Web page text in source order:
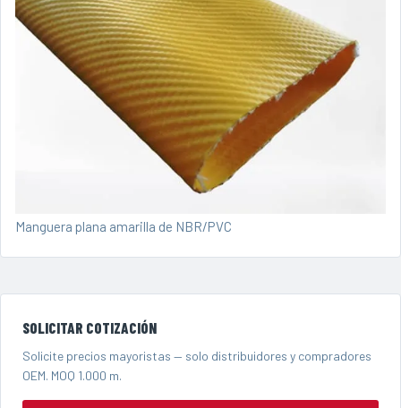
Manguera plana amarilla de NBR/PVC
SOLICITAR COTIZACIÓN
Solicite precios mayoristas — solo distribuidores y compradores
OEM. MOQ 1.000 m.